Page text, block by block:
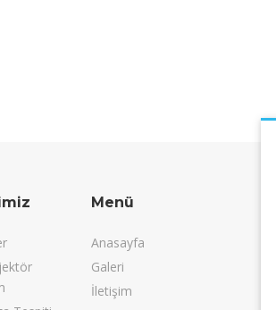
Menü
Anasayfa
Galeri
İletişim